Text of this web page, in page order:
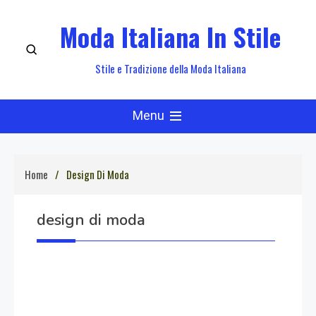
content
Moda Italiana In Stile
Stile e Tradizione della Moda Italiana
Menu
Home Design Di Moda
design di moda